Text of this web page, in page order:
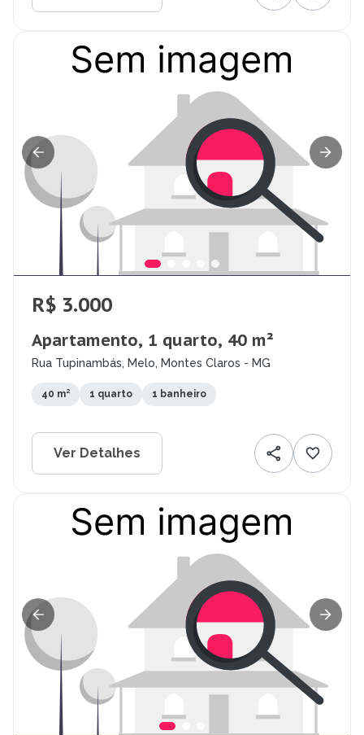
R$ 3.000
Apartamento, 1 quarto, 40 m²
Rua Tupinambás, Melo, Montes Claros - MG
40 m² 1 quarto 1 banheiro
Ver Detalhes